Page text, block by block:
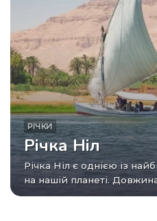
РІЧКИ
Річка Ніл
Річка Ніл є однією із найбільших водних артерій
на нашій планеті.